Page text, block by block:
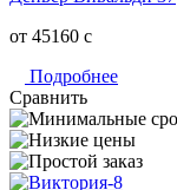
от 45160 c
Подробнее
Сравнить